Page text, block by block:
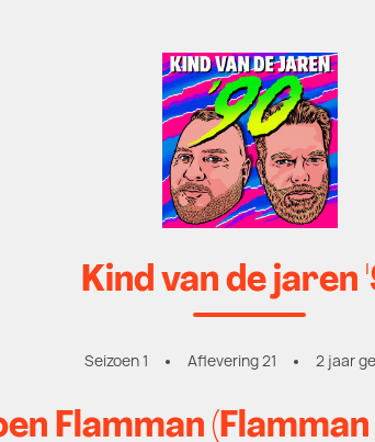
Kind van de jaren
Seizoen 1 Aflevering 21 2 jaar
Flamman